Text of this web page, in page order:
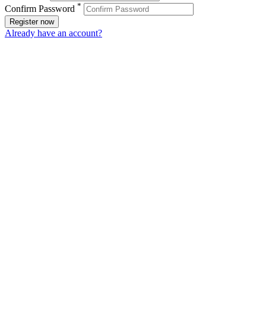
Confirm Password *
Register now
Already have an account?